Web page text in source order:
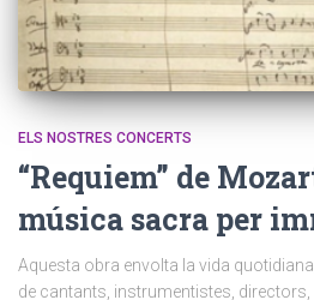
ELS NOSTRES CONCERTS
“Requiem” de
música sacra per
Aquesta obra envolta la vida
de cantants, instrumentistes,